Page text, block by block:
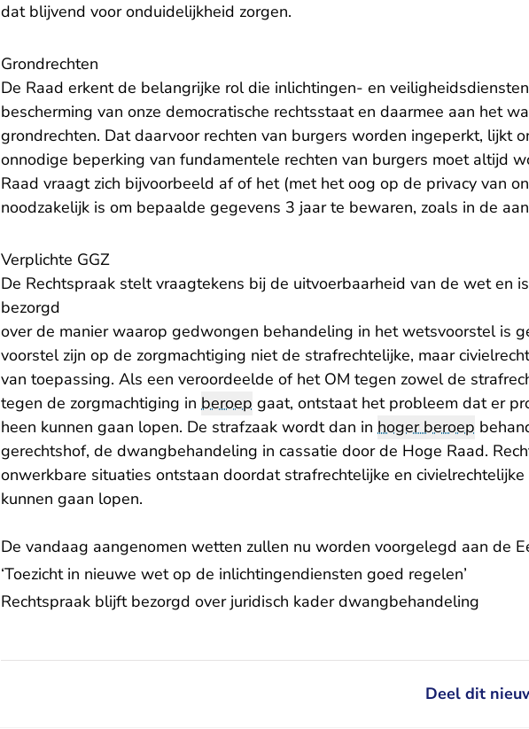
dat blijvend voor onduidelijkheid zorgen.
Grondrechten
De Raad erkent de belangrijke rol die inlichtingen- en
bescherming van onze democratische rechtsstaat en daarmee aan het
grondrechten. Dat daarvoor rechten van burgers worden ingeperkt, lijkt
onnodige beperking van fundamentele rechten van burgers moet altijd
Raad vraagt zich bijvoorbeeld af of het (met het oog op de privacy van
noodzakelijk is om bepaalde gegevens 3 jaar te bewaren, zoals in de
Verplichte GGZ
De Rechtspraak stelt vraagtekens bij de uitvoerbaarheid van de wet en is
bezorgd
over de manier waarop gedwongen behandeling in het wetsvoorstel is
voorstel zijn op de zorgmachtiging niet de strafrechtelijke, maar
van toepassing. Als een veroordeelde of het OM tegen zowel de
tegen de zorgmachtiging in beroep gaat, ontstaat het probleem dat er
heen kunnen gaan lopen. De strafzaak wordt dan in hoger beroep
gerechtshof, de dwangbehandeling in cassatie door de Hoge Raad.
onwerkbare situaties ontstaan doordat strafrechtelijke en
kunnen gaan lopen.
De vandaag aangenomen wetten zullen nu worden voorgelegd aan de
‘Toezicht in nieuwe wet op de inlichtingendiensten goed regelen’
Rechtspraak blijft bezorgd over juridisch kader dwangbehandeling
Deel dit